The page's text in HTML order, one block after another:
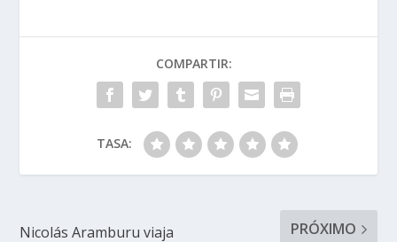
COMPARTIR:
TASA:
Nicolás Aramburu viaja
PRÓXIMO